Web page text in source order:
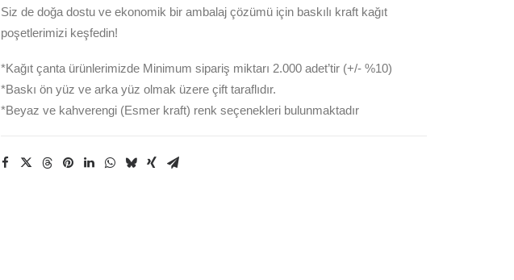
Siz de doğa dostu ve ekonomik bir ambalaj çözümü için baskılı kraft kağıt
poşetlerimizi keşfedin!
*Kağıt çanta ürünlerimizde Minimum sipariş miktarı 2.000 adet’tir (+/- %10)
*Baskı ön yüz ve arka yüz olmak üzere çift taraflıdır.
*Beyaz ve kahverengi (Esmer kraft) renk seçenekleri bulunmaktadır